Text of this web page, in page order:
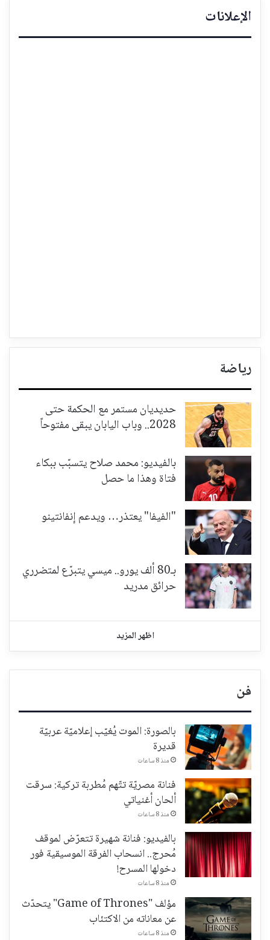
الإعلانات
رياضة
حديديان مستمر مع الحكمة حتى
2028.. وباب اليابان يبقى مفتوحاً
بالفيديو: محمد صلاح يتسبّب ببكاء
فتاة وهذا ما حصل
"الفيفا" يعتذر… ويدعم إنفانتينو
بـ80 ألف يورو.. ميسي يتبرّع لمتضرري
حرائق مدريد
اظهر المزيد
فن
بالصورة: الموت يُغيّب إعلاميّة عربيّة
قديرة
منذ 8 ساعات
فنانة مصريّة تتّهم مُطربة تركية: سرقت
ألحان أغنياتي
منذ 8 ساعات
بالفيديو: فنانة شهيرة تتعرّض لموقف
مُحرج.. انسحاب الفرقة الموسيقية فور
دخولها المسرح!
منذ 8 ساعات
مؤلف "Game of Thrones" يتحدّث
عن معاناته من الاكتئاب
منذ 8 ساعات